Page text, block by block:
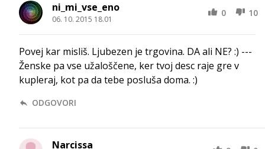
ni_mi_vse_eno
06. 10. 2015 18.01
0 10
Povej kar misliš. Ljubezen je trgovina. DA ali NE? :) ---
Ženske pa vse užaloščene, ker tvoj desc raje gre v
kupleraj, kot pa da tebe posluša doma. :)
ODGOVORI
Narcissa